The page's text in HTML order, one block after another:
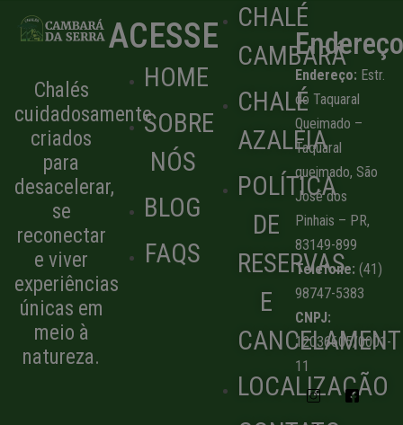
Chalés
cuidadosamente
criados
para
desacelerar,
se
reconectar
e viver
experiências
únicas em
meio à
natureza.
ACESSE
HOME
SOBRE
NÓS
BLOG
FAQS
CHALÉ
CAMBARÁ
CHALÉ
AZALEIA
POLÍTICA
DE
RESERVAS
E
LOCALIZAÇÃO
Endereço
Endereço: Estr.
do Taquaral
Queimado –
Taquaral
queimado, São
José dos
Pinhais – PR,
83149-899
Telefone: (41)
98747-5383
CNPJ:
12036605/0001-
11